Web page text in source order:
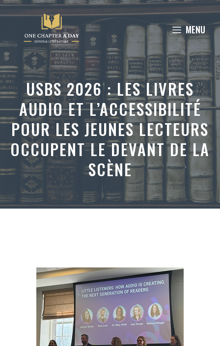
Aller
au
contenu
MENU
USBS 2026 : LES LIVRES
AUDIO ET L’ACCESSIBILITÉ
POUR LES JEUNES LECTEURS
OCCUPENT LE DEVANT DE LA
SCÈNE